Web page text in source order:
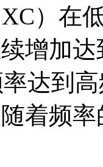
）在
增加
达到
着频